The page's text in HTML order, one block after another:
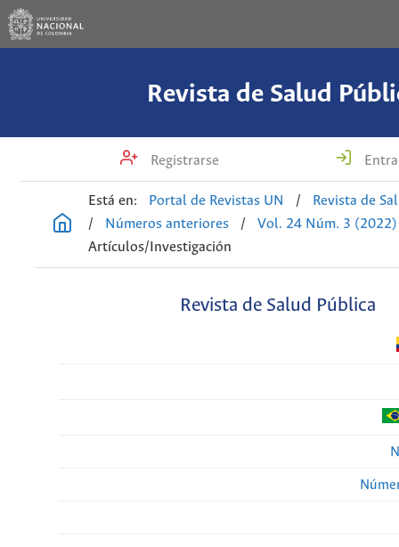
Revista de Salud
Registrarse
Está en: Portal de Revistas UN /
Revista de
/
Números anteriores /
Vol. 24 Núm. 3 (2022)
Artículos/Investigación
Revista de Salud Pública